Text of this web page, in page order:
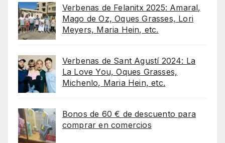
Verbenas de Felanitx 2025: Amaral,
Mago de Oz, Oques Grasses, Lori
Meyers, Maria Hein, etc.
Verbenas de Sant Agustí 2024: La
La Love You, Oques Grasses,
Michenlo, Maria Hein, etc.
Bonos de 60 € de descuento para
comprar en comercios